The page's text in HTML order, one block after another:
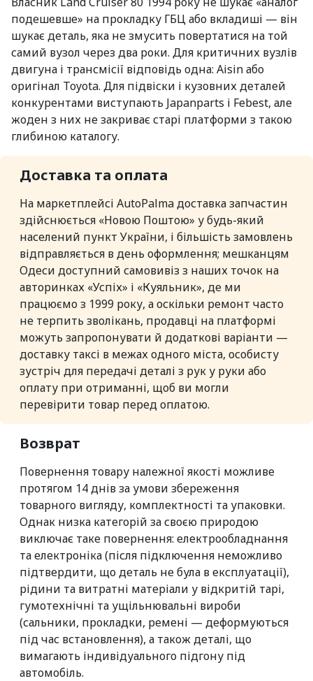
подешевше» на прокладку ГБЦ або вкладиші — він
шукає деталь, яка не змусить повертатися на той
самий вузол через два роки. Для критичних вузлів
двигуна і трансмісії відповідь одна: Aisin або
оригінал Toyota. Для підвіски і кузовних деталей
конкурентами виступають Japanparts і Febest, але
жоден з них не закриває старі платформи з такою
глибиною каталогу.
Доставка та оплата
На маркетплейсі AutoPalma доставка запчастин
здійснюється «Новою Поштою» у будь-який
населений пункт України, і більшість замовлень
відправляється в день оформлення; мешканцям
Одеси доступний самовивіз з наших точок на
авторинках «Успіх» і «Куяльник», де ми
працюємо з 1999 року, а оскільки ремонт часто
не терпить зволікань, продавці на платформі
можуть запропонувати й додаткові варіанти —
доставку таксі в межах одного міста, особисту
зустріч для передачі деталі з рук у руки або
оплату при отриманні, щоб ви могли
перевірити товар перед оплатою.
Возврат
Повернення товару належної якості можливе
протягом 14 днів за умови збереження
товарного вигляду, комплектності та упаковки.
Однак низка категорій за своєю природою
виключає таке повернення: електрообладнання
та електроніка (після підключення неможливо
підтвердити, що деталь не була в експлуатації),
рідини та витратні матеріали у відкритій тарі,
гумотехнічні та ущільнювальні вироби
(сальники, прокладки, ремені — деформуються
під час встановлення), а також деталі, що
вимагають індивідуального підгону під
автомобіль.